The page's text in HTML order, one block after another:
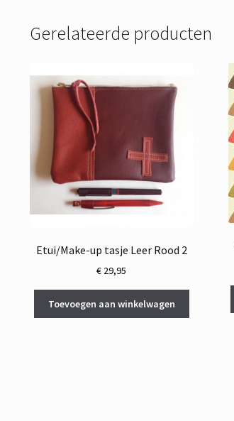
Gerelateerde producten
Etui/Make-up tasje Leer Rood 2
€ 29,95
Toevoegen aan winkelwagen